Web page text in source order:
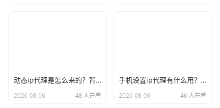
动态ip代理是怎么来的？背后的原理比你想象的精彩
2026-08-06 48 人在看
手机设置ip代理有什么用？不只是改定位那么简单
2026-08-06 46 人在看